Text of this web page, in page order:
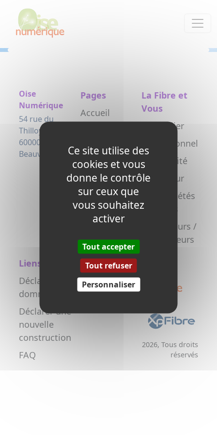
Oise
Numérique
54 rue du
Thilloy
60000
Beauvais
Pages
Accueil
Testez
votre
éligibilité
Actualités
L’arrivée de
la fibre
La Fibre et
Vous
Particulier
Professionnel
Collectivité
Opérateur
Copropriétés
/ syndics
Promoteurs /
Aménageurs
Liens utiles
Déclarer un
dommage réseau
Déclarer une
nouvelle
construction
FAQ
2026, Tous droits
réservés
Panneau de gestion des cookies
Ce site utilise des
cookies et vous
donne le contrôle
sur ceux que
vous souhaitez
activer
Tout accepter
Tout refuser
Personnaliser